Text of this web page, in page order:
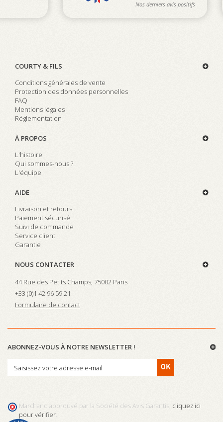
COURTY & FILS
Conditions générales de vente
Protection des données personnelles
FAQ
Mentions légales
Réglementation
À PROPOS
L'histoire
Qui sommes-nous ?
L'équipe
AIDE
Livraison et retours
Paiement sécurisé
Suivi de commande
Service client
Garantie
NOUS CONTACTER
44 Rue des Petits Champs, 75002 Paris
+33 (0)1 42 96 59 21
Formulaire de contact
ABONNEZ-VOUS À NOTRE NEWSLETTER !
OK
Marchand approuvé par la Société des Avis Garantis, cliquez ici
pour vérifier.